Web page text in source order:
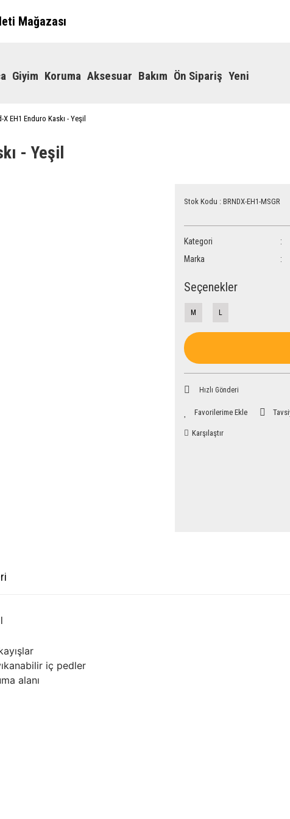
Mağazası
Giyim Koruma Aksesuar Bakım Ön Sipariş Yeni
X EH1 Enduro Kaskı - Yeşil
- Yeşil
Stok Kodu : BRNDX-EH1-MSGR
Kategori
Marka
Seçenekler
M L
Hızlı Gönderi
Karşılaştır
iç pedler
alanı